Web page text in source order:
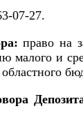
07-27.
право на
малого и